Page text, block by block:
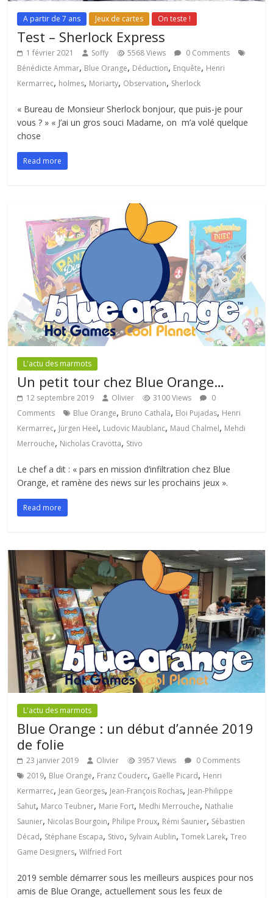
A partir de 7 ans Jeux de cartes On teste !
Test – Sherlock Express
1 février 2021 Soffy 5568 Views
0 Comments
Bénédicte Ammar, Blue Orange, Déduction, Enquête, Henri
Kermarrec, holmes, Moriarty, Observation, Sherlock
« Bureau de Monsieur Sherlock bonjour, que puis-je pour
vous ? » « J’ai un gros souci Madame, on m’a volé quelque
chose
Read more
L'actu des marmots
Un petit tour chez Blue Orange…
12 septembre 2019 Olivier 3100 Views
0
Comments
Blue Orange, Bruno Cathala, Eloi Pujadas, Henri
Kermarrec, Jürgen Heel, Ludovic Maublanc, Maud Chalmel, Mehdi
Merrouche, Nicholas Cravotta, Stivo
Le chef a dit : « pars en mission d’infiltration chez Blue
Orange, et ramène des news sur les prochains jeux ».
Read more
L'actu des marmots
Blue Orange : un début d’année 2019
de folie
23 janvier 2019 Olivier 3957 Views
0 Comments
2019, Blue Orange, Franz Couderc, Gaëlle Picard, Henri
Kermarrec, Jean Georges, Jean-François Rochas, Jean-Philippe
Sahut, Marco Teubner, Marie Fort, Medhi Merrouche, Nathalie
Saunier, Nicolas Bourgoin, Philipe Proux, Rémi Saunier, Sébastien
Décad, Stéphane Escapa, Stivo, Sylvain Aublin,Tomek Larek,Treo
Game Designers,Wilfried Fort
2019 semble démarrer sous les meilleurs auspices pour nos
amis de Blue Orange, actuellement sous les feux de